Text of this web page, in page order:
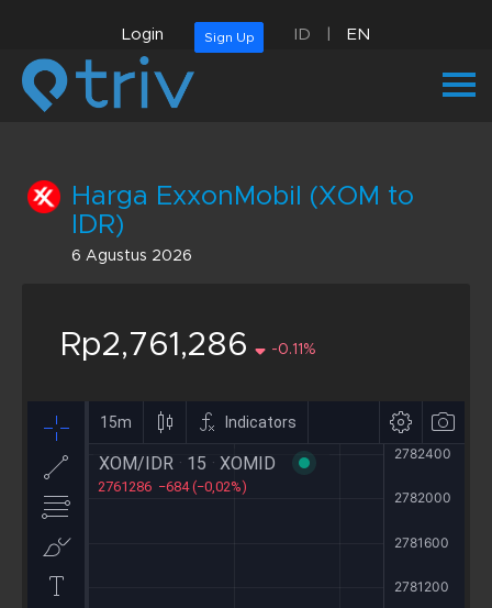
Login Sign Up ID EN
Harga ExxonMobil (XOM to
IDR)
6 Agustus 2026
Rp2,761,286 -0.11%